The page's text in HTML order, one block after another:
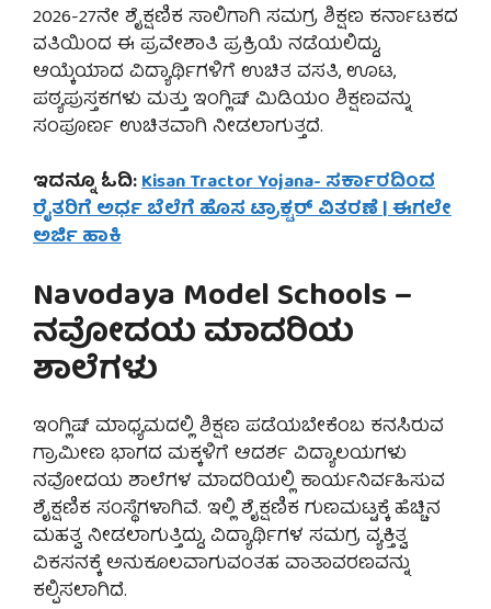
2026-27ನೇ ಶೈಕ್ಷಣಿಕ ಸಾಲಿಗಾಗಿ ಸಮಗ್ರ ಶಿಕ್ಷಣ ಕರ್ನಾಟಕದ
ವತಿಯಿಂದ ಈ ಪ್ರವೇಶಾತಿ ಪ್ರಕ್ರಿಯೆ ನಡೆಯಲಿದ್ದು,
ಆಯ್ಕೆಯಾದ ವಿದ್ಯಾರ್ಥಿಗಳಿಗೆ ಉಚಿತ ವಸತಿ, ಊಟ,
ಪಠ್ಯಪುಸ್ತಕಗಳು ಮತ್ತು ಇಂಗ್ಲಿಷ್ ಮಿಡಿಯಂ ಶಿಕ್ಷಣವನ್ನು
ಸಂಪೂರ್ಣ ಉಚಿತವಾಗಿ ನೀಡಲಾಗುತ್ತದೆ.
ಇದನ್ನೂ ಓದಿ:Kisan Tractor Yojana- ಸರ್ಕಾರದಿಂದ
ರೈತರಿಗೆ ಅರ್ಧ ಬೆಲೆಗೆ ಹೊಸ ಟ್ರಾಕ್ಟರ್ ವಿತರಣೆ | ಈಗಲೇ
ಅರ್ಜಿ ಹಾಕಿ
Navodaya Model Schools –
ನವೋದಯ ಮಾದರಿಯ
ಶಾಲೆಗಳು
ಇಂಗ್ಲಿಷ್ ಮಾಧ್ಯಮದಲ್ಲಿ ಶಿಕ್ಷಣ ಪಡೆಯಬೇಕೆಂಬ ಕನಸಿರುವ
ಗ್ರಾಮೀಣ ಭಾಗದ ಮಕ್ಕಳಿಗೆ ಆದರ್ಶ ವಿದ್ಯಾಲಯಗಳು
ನವೋದಯ ಶಾಲೆಗಳ ಮಾದರಿಯಲ್ಲಿ ಕಾರ್ಯನಿರ್ವಹಿಸುವ
ಶೈಕ್ಷಣಿಕ ಸಂಸ್ಥೆಗಳಾಗಿವೆ. ಇಲ್ಲಿ ಶೈಕ್ಷಣಿಕ ಗುಣಮಟ್ಟಕ್ಕೆ ಹೆಚ್ಚಿನ
ಮಹತ್ವ ನೀಡಲಾಗುತ್ತಿದ್ದು, ವಿದ್ಯಾರ್ಥಿಗಳ ಸಮಗ್ರ ವ್ಯಕ್ತಿತ್ವ
ವಿಕಸನಕ್ಕೆ ಅನುಕೂಲವಾಗುವಂತಹ ವಾತಾವರಣವನ್ನು
ಕಲ್ಪಿಸಲಾಗಿದೆ.